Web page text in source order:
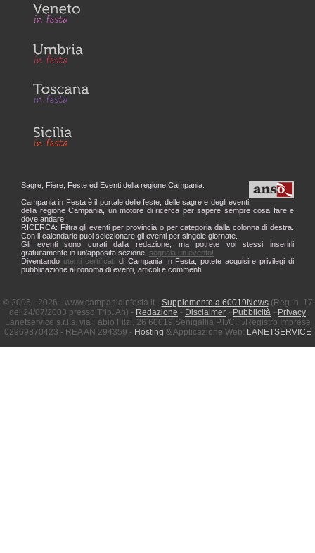
Sagre, Fiere, Feste ed Eventi della regione Campania.
Campania in Festa è il portale delle feste, delle sagre e degli eventi
della regione Campania, un motore di ricerca per sapere sempre cosa fare e
dove andare.
RICERCA: Filtra gli eventi per provincia o per categoria dalla colonna di destra.
Con il calendario puoi selezionare gli eventi per singole giornate.
Gli eventi sono curati dalla redazione, ma potrete voi stessi inserirli
gratuitamente in un'apposita sezione: segnala un evento!
Diventando utenti certificatidi Campania In Festa, potete acquisire privilegi di
pubblicazione autonoma di eventi, articoli e commenti.
© 2005 - 2026 - www.campaniainfesta.it - Supplemento a 60019News(Reg. n. 17
del 24/07/2003 presso Trib. An) - Redazione - Disclaimer - Pubblicità - Privacy
Lanetservice s.r.l.s. via Fabio Filzi, 26 60019 Senigallia P.I./C.F./Registro Imprese
02969870423 - REA AN 294359 - Hosting & Applicazione Web: LANETSERVICE